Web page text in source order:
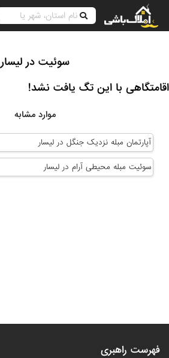
سوئیت در لیسار
اقامتگاهی با این تگ یافت نشد!
موارد مشابه
آپارتمان مبله نزدیک جنگل در لیسار
سوئیت مبله محیطی آرام در لیسار
فهرست راهبری